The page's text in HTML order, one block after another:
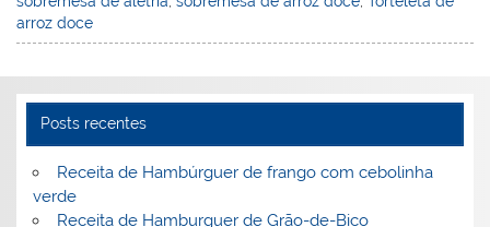
arroz doce
Posts recentes
Receita de Hambúrguer de frango com cebolinha
verde
Receita de Hamburguer de Grão-de-Bico